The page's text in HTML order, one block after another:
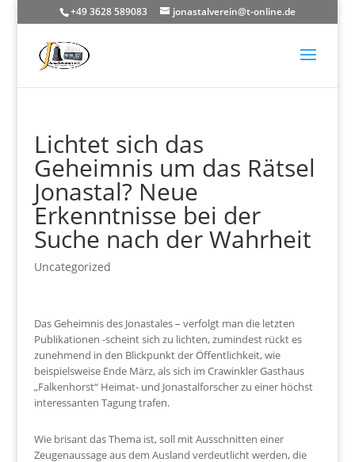
+49 3628 589083 jonastalverein@t-online.de
Lichtet sich das
Geheimnis um das Rätsel
Jonastal? Neue
Erkenntnisse bei der
Suche nach der Wahrheit
Uncategorized
Das Geheimnis des Jonastales – verfolgt man die letzten
Publikationen -scheint sich zu lichten, zumindest rückt es
zunehmend in den Blickpunkt der Öffentlichkeit, wie
beispielsweise Ende März, als sich im Crawinkler Gasthaus
„Falkenhorst“ Heimat- und Jonastalforscher zu einer höchst
interessanten Tagung trafen.
Wie brisant das Thema ist, soll mit Ausschnitten einer
Zeugenaussage aus dem Ausland verdeutlicht werden, die